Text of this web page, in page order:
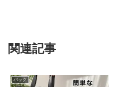
関連記事
バッグ